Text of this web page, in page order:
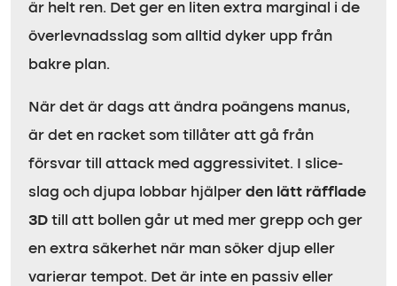
är helt ren. Det ger en liten extra marginal i de
överlevnadsslag som alltid dyker upp från
bakre plan.
När det är dags att ändra poängens manus,
är det en racket som tillåter att gå från
försvar till attack med aggressivitet. I slice-
slag och djupa lobbar hjälper den lätt räfflade
3D till att bollen går ut med mer grepp och ger
en extra säkerhet när man söker djup eller
varierar tempot. Det är inte en passiv eller